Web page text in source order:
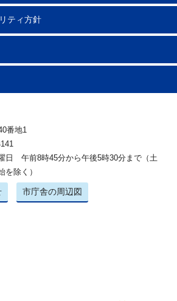
ティ方針
番地1
日 午前8時45分から午後5時30分まで（土
を除く）
市庁舎の周辺図